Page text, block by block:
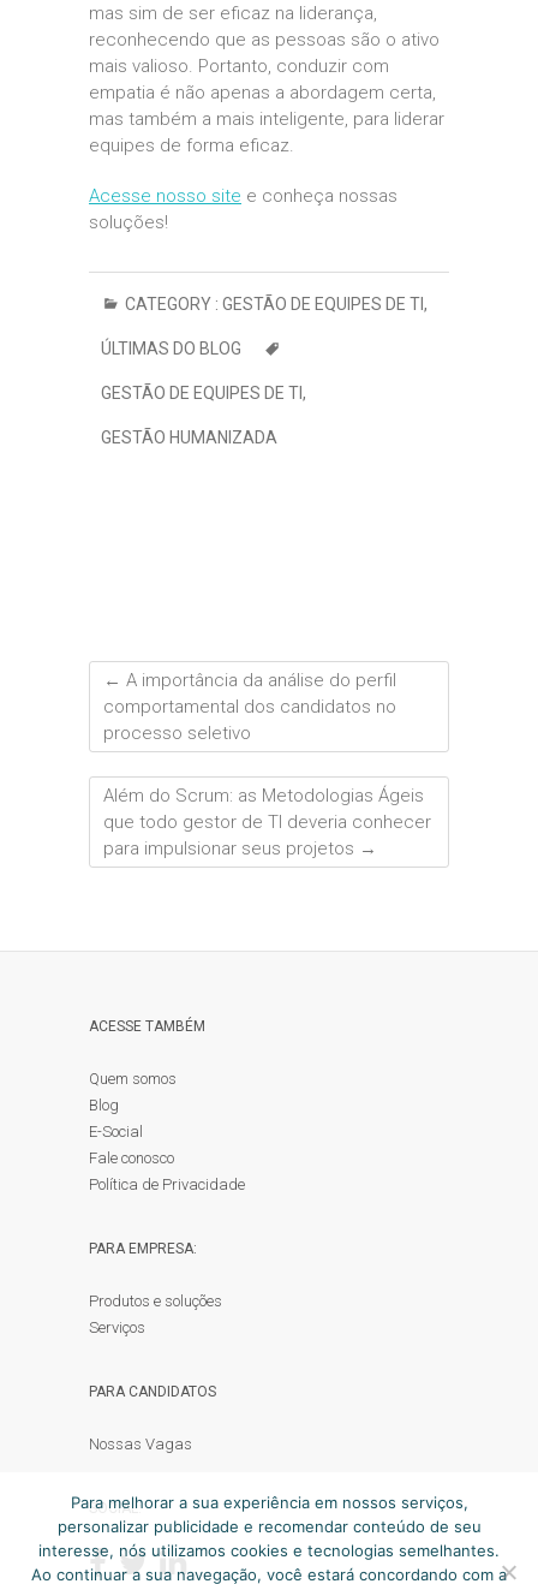
mas sim de ser eficaz na liderança,
reconhecendo que as pessoas são o ativo
mais valioso. Portanto, conduzir com
empatia é não apenas a abordagem certa,
mas também a mais inteligente, para liderar
equipes de forma eficaz.
Acesse nosso site e conheça nossas
soluções!
CATEGORY : GESTÃO DE EQUIPES DE TI,
ÚLTIMAS DO BLOG
GESTÃO DE EQUIPES DE TI,
GESTÃO HUMANIZADA
← A importância da análise do perfil
comportamental dos candidatos no
processo seletivo
Além do Scrum: as Metodologias Ágeis
que todo gestor de TI deveria conhecer
para impulsionar seus projetos →
ACESSE TAMBÉM
Quem somos
Blog
E-Social
Fale conosco
Política de Privacidade
PARA EMPRESA:
Produtos e soluções
Serviços
PARA CANDIDATOS
Nossas Vagas
SOCIAL:
Para melhorar a sua experiência em nossos serviços,
personalizar publicidade e recomendar conteúdo de seu
interesse, nós utilizamos cookies e tecnologias semelhantes.
Ao continuar a sua navegação, você estará concordando com a